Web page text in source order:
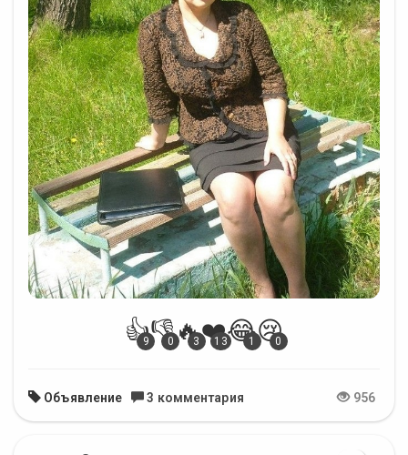
👍
9👎
0🔥
3❤️
13😂
1 😢
0
Объявление 3 комментария 956